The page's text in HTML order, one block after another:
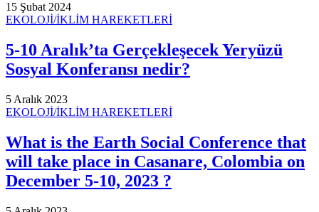
15 Şubat 2024
EKOLOJİ/İKLİM HAREKETLERİ
5-10 Aralık’ta Gerçekleşecek Yeryüzü
Sosyal Konferansı nedir?
5 Aralık 2023
EKOLOJİ/İKLİM HAREKETLERİ
What is the Earth Social Conference that
will take place in Casanare, Colombia on
December 5-10, 2023 ?